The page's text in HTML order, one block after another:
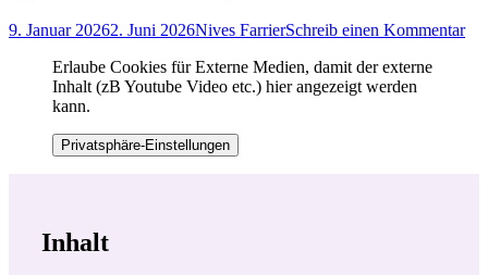
Posted
9. Januar 20262. Juni 2026Autor
Nives FarrierSchreib einen Kommentar
Erlaube Cookies für Externe Medien, damit der externe
Inhalt (zB Youtube Video etc.) hier angezeigt werden
kann.
Privatsphäre-Einstellungen
Inhalt